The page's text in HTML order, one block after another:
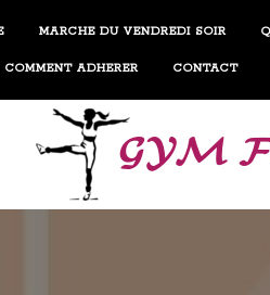
MARCHE DU VENDREDI SOIR
COMMENT ADHERER CONTACT